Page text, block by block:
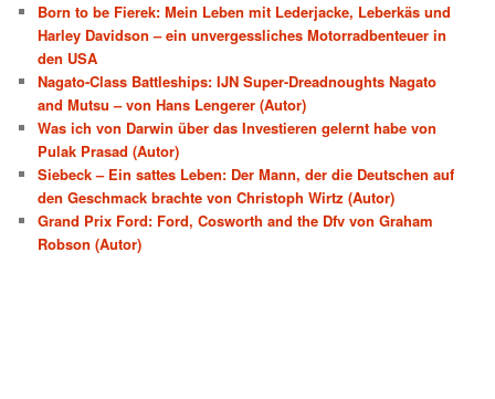
Born to be Fierek: Mein Leben mit Lederjacke, Leberkäs und
Harley Davidson – ein unvergessliches Motorradbenteuer in
den USA
Nagato-Class Battleships: IJN Super-Dreadnoughts Nagato
and Mutsu – von Hans Lengerer (Autor)
Was ich von Darwin über das Investieren gelernt habe von
Pulak Prasad (Autor)
Siebeck – Ein sattes Leben: Der Mann, der die Deutschen auf
den Geschmack brachte von Christoph Wirtz (Autor)
Grand Prix Ford: Ford, Cosworth and the Dfv von Graham
Robson (Autor)